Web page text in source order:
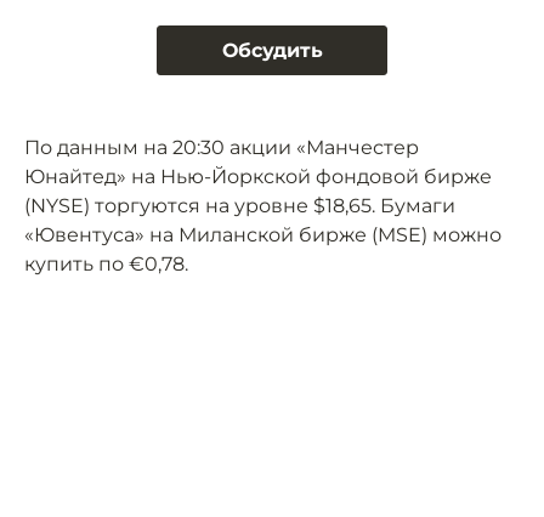
Обсудить
По данным на 20:30 акции «Манчестер
Юнайтед» на Нью-Йоркской фондовой бирже
(NYSE) торгуются на уровне $18,65. Бумаги
«Ювентуса» на Миланской бирже (MSE) можно
купить по €0,78.